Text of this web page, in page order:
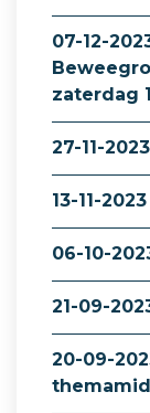
07-12-
zaterdag
27-11-
13-11-
06-10-
21-09-
20-09-